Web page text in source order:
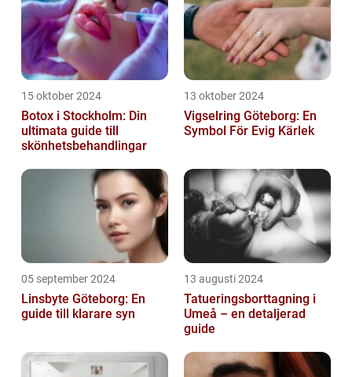
15 oktober 2024
Botox i Stockholm: Din
ultimata guide till
skönhetsbehandlingar
13 oktober 2024
Vigselring Göteborg: En
Symbol För Evig Kärlek
05 september 2024
Linsbyte Göteborg: En
guide till klarare syn
13 augusti 2024
Tatueringsborttagning i
Umeå – en detaljerad
guide